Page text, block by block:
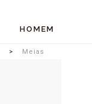
HOMEM
Meias